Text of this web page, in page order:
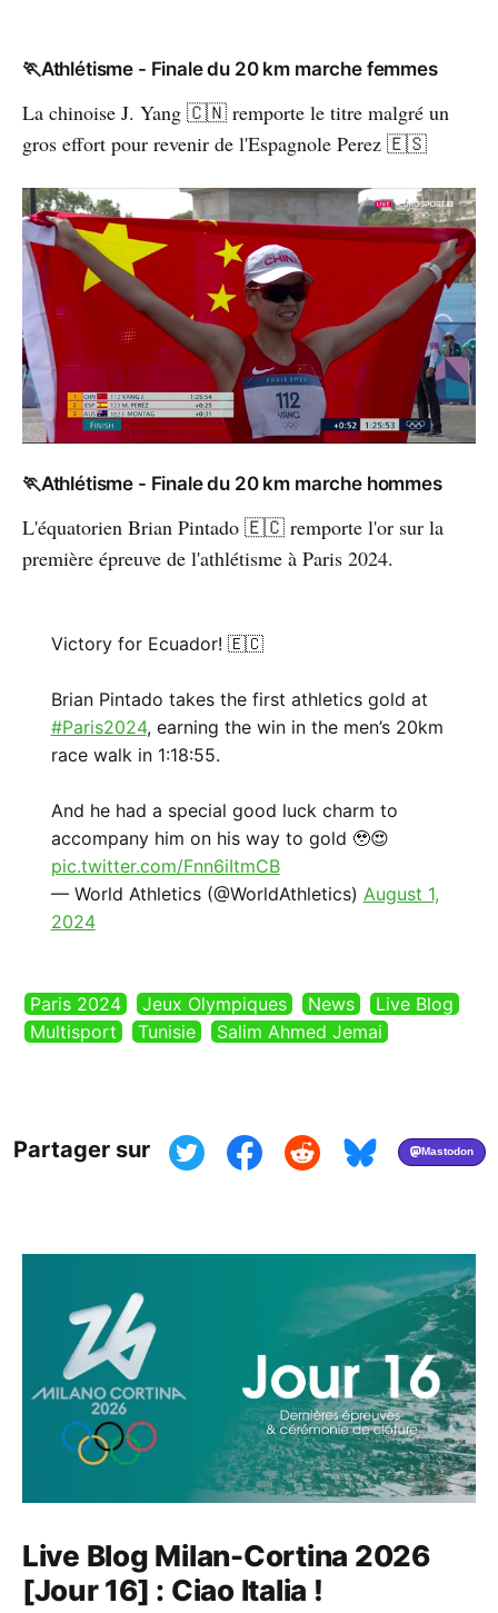
🏃Athlétisme - Finale du 20 km marche femmes
La chinoise J. Yang 🇨🇳 remporte le titre malgré un
gros effort pour revenir de l'Espagnole Perez 🇪🇸
🏃Athlétisme - Finale du 20 km marche hommes
L'équatorien Brian Pintado 🇪🇨 remporte l'or sur la
première épreuve de l'athlétisme à Paris 2024.
Victory for Ecuador! 🇪🇨
Brian Pintado takes the first athletics gold at
#Paris2024, earning the win in the men’s 20km
race walk in 1:18:55.
And he had a special good luck charm to
accompany him on his way to gold 🥹😍
pic.twitter.com/Fnn6iItmCB
— World Athletics (@WorldAthletics) August 1,
2024
Paris 2024 Jeux Olympiques News
Live Blog
Multisport
Tunisie Salim Ahmed Jemai
Partager sur
Live Blog Milan-Cortina 2026
[Jour 16] : Ciao Italia !